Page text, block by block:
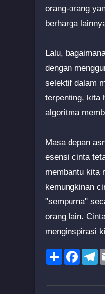
orang-orang
berharga
Lalu,
dengan
selektif dalam
terpenting, kita
algoritma
Masa depan
esensi cinta
membantu kita
kemungkinan
"sempurna"
orang lain.
menginspirasi
Share